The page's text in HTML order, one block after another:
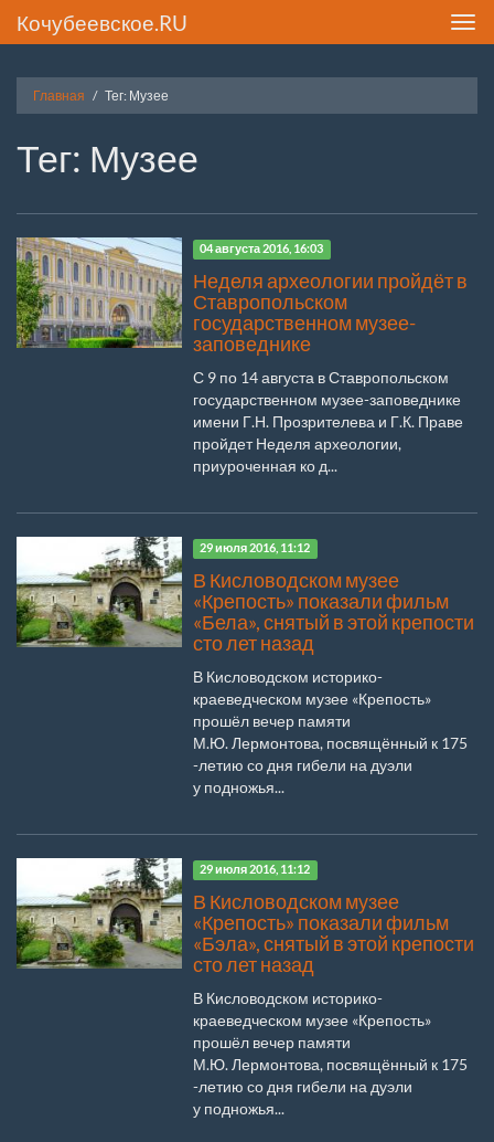
Кочубеевское.RU
Главная Тег: Музее
Тег: Музее
04 августа 2016, 16:03
Неделя археологии пройдёт в
Ставропольском
государственном музее-
заповеднике
С 9 по 14 августа в Ставропольском
государственном музее-заповеднике
имени Г.Н. Прозрителева и Г.К. Праве
пройдет Неделя археологии,
приуроченная ко д...
29 июля 2016, 11:12
В Кисловодском музее
«Крепость» показали фильм
«Бела», снятый в этой крепости
сто лет назад
В Кисловодском историко-
краеведческом музее «Крепость»
прошёл вечер памяти
М.Ю. Лермонтова, посвящённый к 175
-летию со дня гибели на дуэли
у подножья...
29 июля 2016, 11:12
В Кисловодском музее
«Крепость» показали фильм
«Бэла», снятый в этой крепости
сто лет назад
В Кисловодском историко-
краеведческом музее «Крепость»
прошёл вечер памяти
М.Ю. Лермонтова, посвящённый к 175
-летию со дня гибели на дуэли
у подножья...